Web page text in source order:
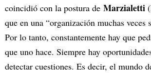
coincidió con la postura de Marzialetti
que en una “organización muchas veces
Por lo tanto, constantemente hay que
que uno hace. Siempre hay
detectar cuestiones. Es decir, el mundo